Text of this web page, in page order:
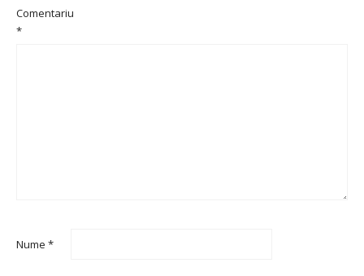
Comentariu
*
Nume *